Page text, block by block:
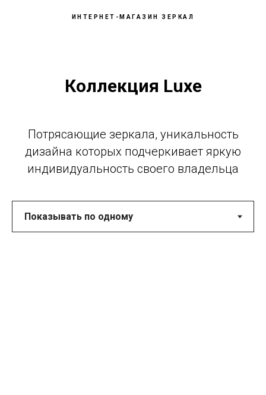
ИНТЕРНЕТ-МАГАЗИН ЗЕРКАЛ
Коллекция Luxe
Потрясающие зеркала, уникальность
дизайна которых подчеркивает яркую
индивидуальность своего владельца